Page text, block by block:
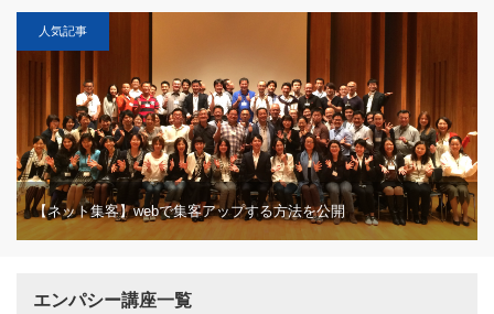
人気記事
【ネット集客】webで集客アップする方法を公開
エンパシー講座一覧